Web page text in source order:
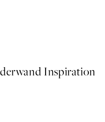
Inspiration